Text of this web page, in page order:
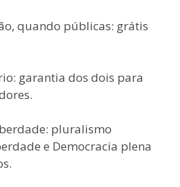
quando públicas: grátis
garantia dos dois para
pluralismo
e Democracia plena